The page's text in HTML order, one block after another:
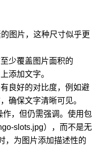
图片，这种尺寸似乎更
少覆盖图片面积的
添加文字。
良好的对比度，例如避
确保文字清晰可见。
作，但仍需强调。使用包
slots.jpg），而不是无
，为图片添加描述性的